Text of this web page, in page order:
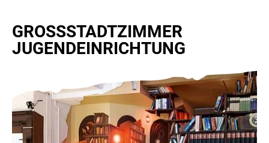
GROSSSTADTZIMMER
JUGENDEINRICHTUNG